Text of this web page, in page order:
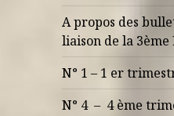
A propos des
liaison de la 3ème
N° 1 – 1 er
N° 4 – 4 ème